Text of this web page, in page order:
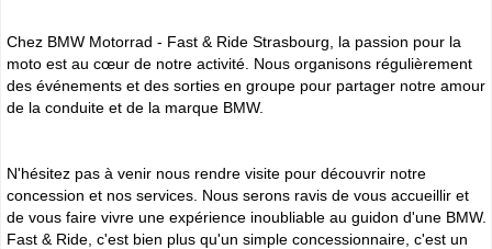
Chez BMW Motorrad - Fast & Ride Strasbourg, la passion pour la
moto est au cœur de notre activité. Nous organisons régulièrement
des événements et des sorties en groupe pour partager notre amour
de la conduite et de la marque BMW.
N'hésitez pas à venir nous rendre visite pour découvrir notre
concession et nos services. Nous serons ravis de vous accueillir et
de vous faire vivre une expérience inoubliable au guidon d'une BMW.
Fast & Ride, c'est bien plus qu'un simple concessionnaire, c'est un